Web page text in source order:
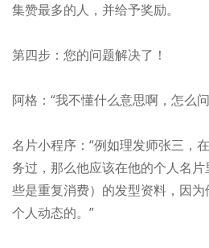
集赞最多的人，并给予奖励。
第四步：您的问题解决了！
阿格：“我不懂什么意思啊，怎么
名片小程序：“例如理发师张三，
务过，那么他应该在他的个人名
些是重复消费）的发型资料，因
个人动态的。”